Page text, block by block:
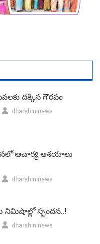
దక్కిన గౌరవం
dharshininews
ఆచార్య ఆశయాలు
dharshininews
నిమిషాల్లో స్పందన..!
dharshininews